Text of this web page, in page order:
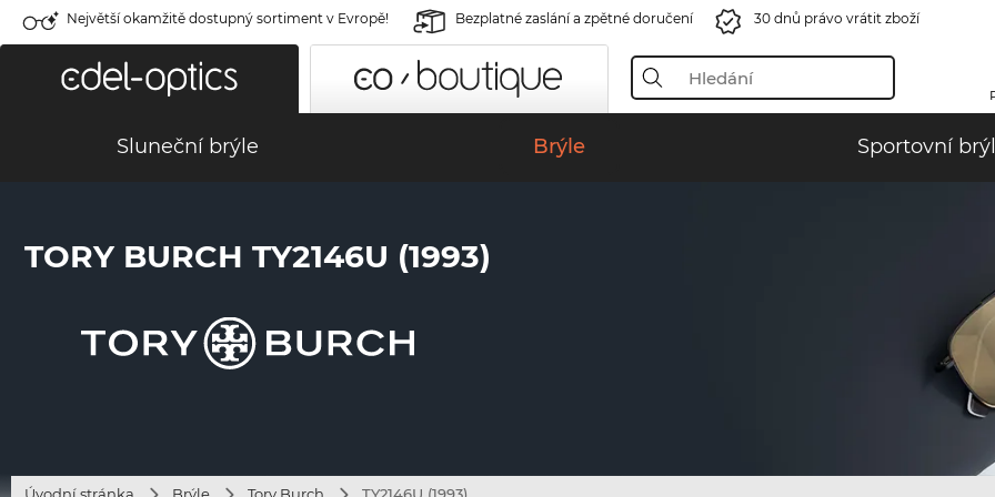
Největší okamžitě dostupný sortiment v Evropě! Bezplatné zaslání a zpětné doručení 30 dnů právo vrátit zboží
Sluneční brýle Brýle Sportovní
TORY BURCH TY2146U (1993)